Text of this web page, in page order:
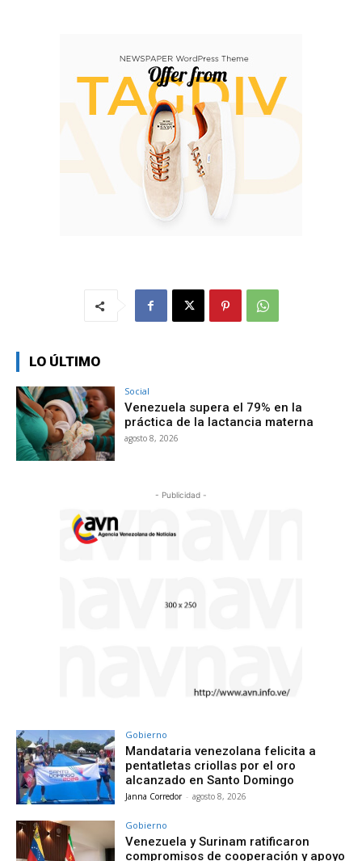
LO ÚLTIMO
Social
Venezuela supera el 79% en la
práctica de la lactancia materna
agosto 8, 2026
- Publicidad -
Gobierno
Mandataria venezolana felicita a
pentatletas criollas por el oro
alcanzado en Santo Domingo
Janna Corredor - agosto 8, 2026
Gobierno
Venezuela y Surinam ratificaron
compromisos de cooperación y apoyo